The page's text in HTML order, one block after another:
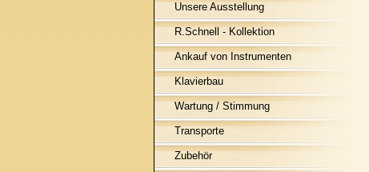
Unsere Ausstellung
R.Schnell - Kollektion
Ankauf von Instrumenten
Klavierbau
Wartung / Stimmung
Transporte
Zubehör